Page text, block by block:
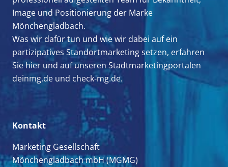
Image und Positionierung der Marke
Mönchengladbach.
Was wir dafür tun und wie wir dabei auf ein
partizipatives Standortmarketing setzen, erfahren
Sie hier und auf unseren Stadtmarketingportalen
deinmg.de und check-mg.de.
Kontakt
Marketing Gesellschaft
Mönchengladbach mbH (MGMG)